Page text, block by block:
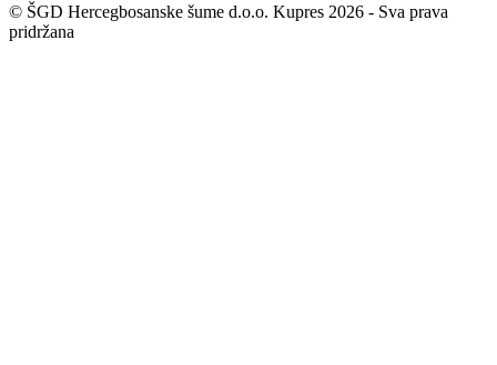
© ŠGD Hercegbosanske šume d.o.o. Kupres 2026 - Sva prava
pridržana